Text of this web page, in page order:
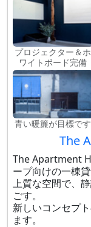
プロジェクター＆ホ
ワイトボード完備
青い暖簾が目標です
The
The Apartment
ープ向けの一棟貸
上質な空間で、
ごす。
新しいコンセプ
ます。